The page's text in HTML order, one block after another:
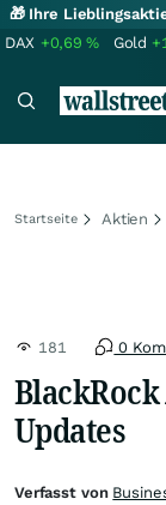
🎁 Ihre
DAX +0,69% Gold
Startseite Aktien
181 0
Updates
Verfasst von